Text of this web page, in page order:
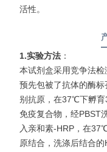
活性。
1.实验方法 ：
本试剂盒采用竞争法检
预先包被了抗体的酶
别抗原，在37℃下孵育
免疫复合物，经PBST
入亲和素-HRP，在
原结合，洗涤后结合